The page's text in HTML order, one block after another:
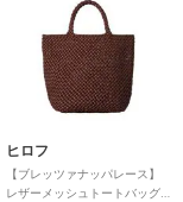
ヒロフ
【ブレッツァナッパレース】
レザーメッシュトートバッグ